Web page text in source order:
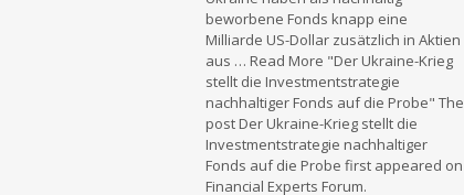
beworbene Fonds knapp eine
Milliarde US-Dollar zusätzlich in Aktien
aus … Read More "Der Ukraine-Krieg
stellt die Investmentstrategie
nachhaltiger Fonds auf die Probe" The
post Der Ukraine-Krieg stellt die
Investmentstrategie nachhaltiger
Fonds auf die Probe first appeared on
Financial Experts Forum.